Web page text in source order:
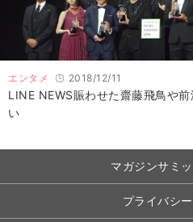
エンタメ 2018/12/11
LINE NEWS賑わせた齋藤飛鳥や
い
マガジンサミ
プライバシ